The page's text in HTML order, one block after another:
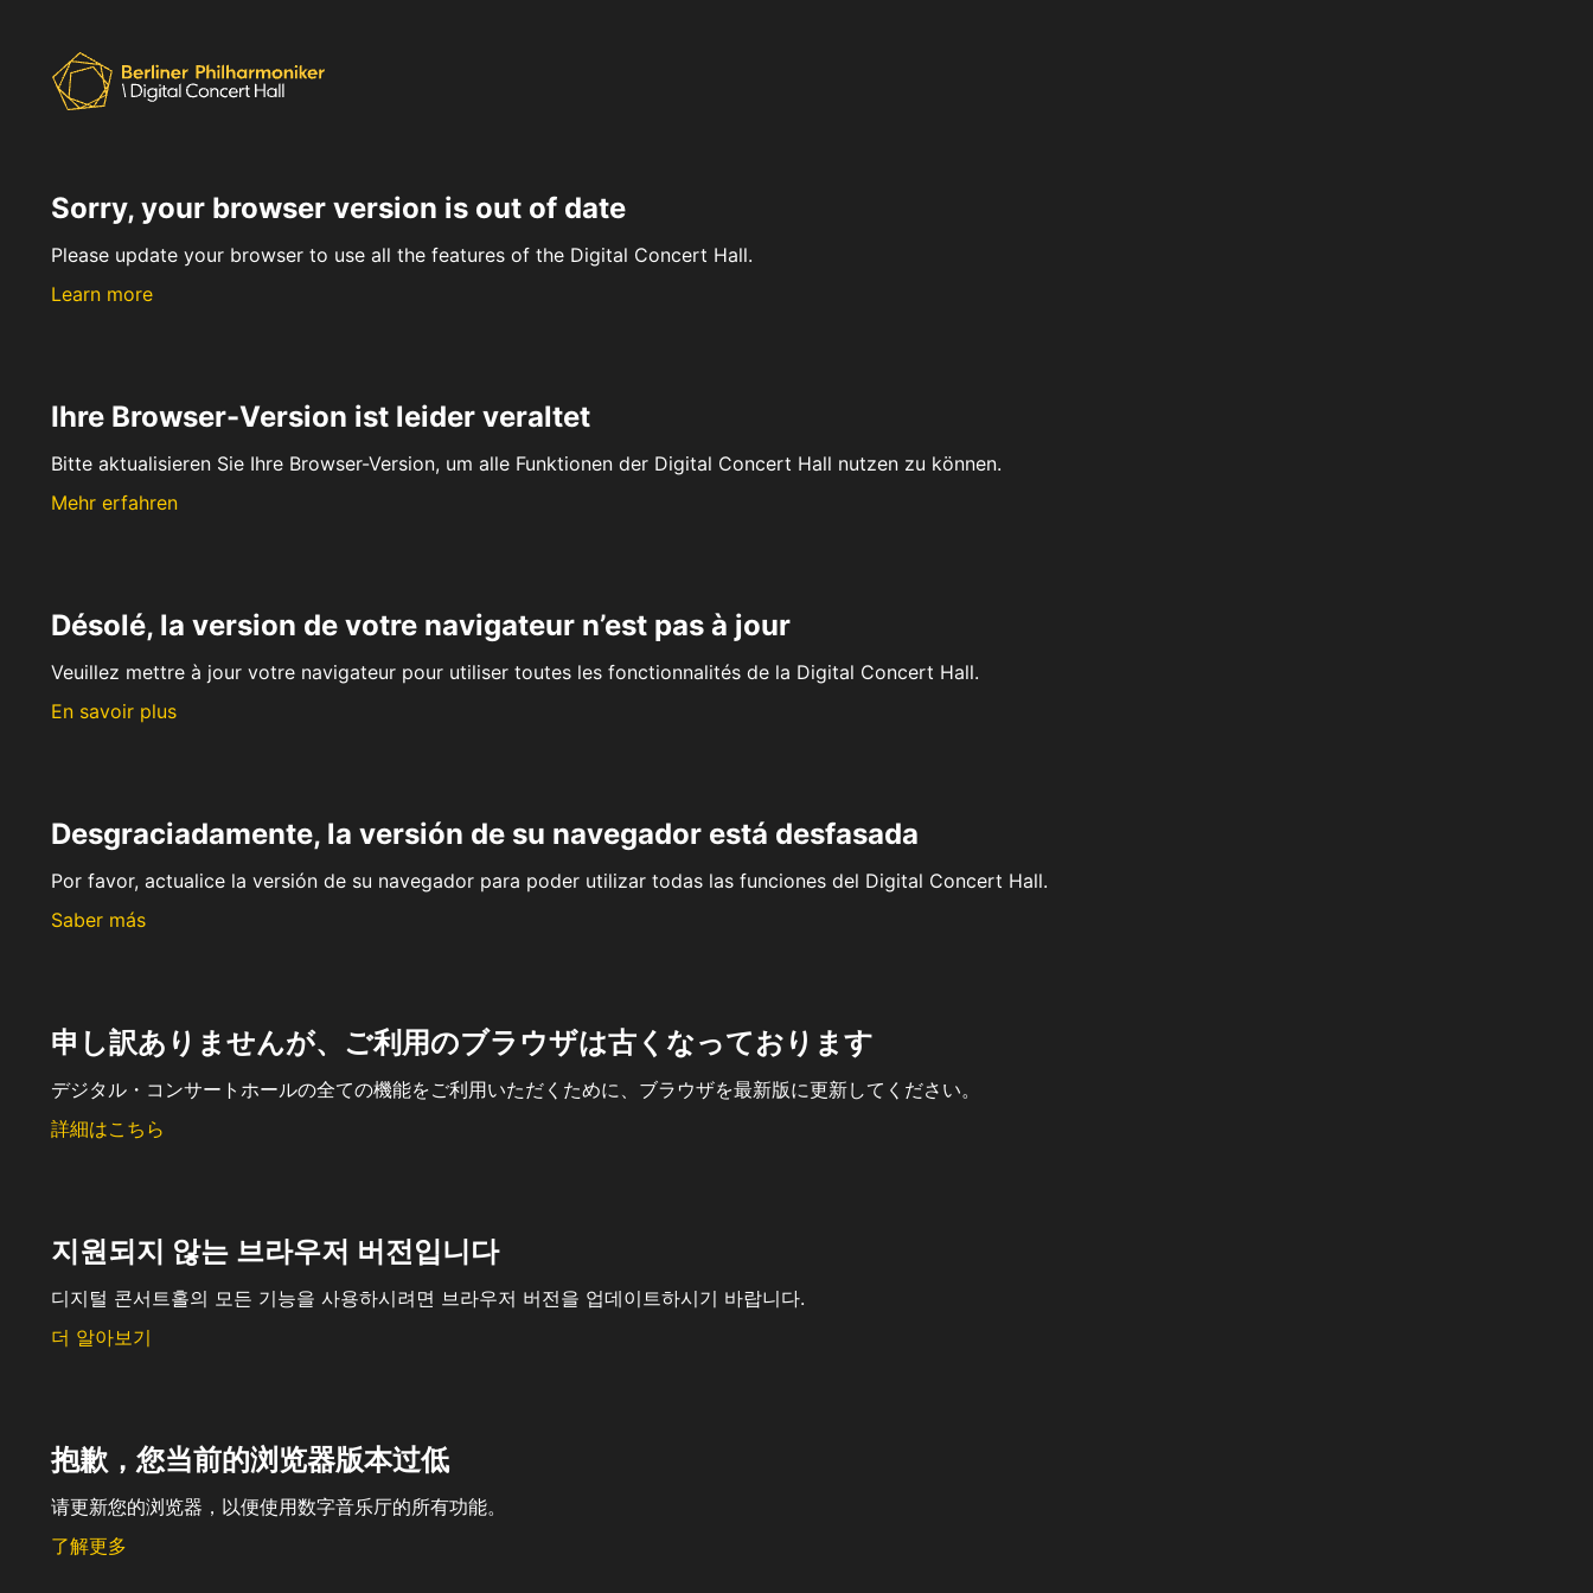
Sorry, your browser version is out of date
Please update your browser to use all the features of the Digital Concert Hall.
Learn more
Ihre Browser-Version ist leider veraltet
Bitte aktualisieren Sie Ihre Browser-Version, um alle Funktionen der Digital Concert Hall nutzen zu können.
Mehr erfahren
Désolé, la version de votre navigateur n’est pas à jour
Veuillez mettre à jour votre navigateur pour utiliser toutes les fonctionnalités de la Digital Concert Hall.
En savoir plus
Desgraciadamente, la versión de su navegador está desfasada
Por favor, actualice la versión de su navegador para poder utilizar todas las funciones del Digital Concert Hall.
Saber más
申し訳ありませんが、ご利用のブラウザは古くなっております
デジタル・コンサートホールの全ての機能をご利用いただくために、ブラウザを最新版に更新してください。
詳細はこちら
지원되지 않는 브라우저 버전입니다
디지털 콘서트홀의 모든 기능을 사용하시려면 브라우저 버전을 업데이트하시기 바랍니다.
더 알아보기
抱歉，您当前的浏览器版本过低
请更新您的浏览器，以便使用数字音乐厅的所有功能。
了解更多